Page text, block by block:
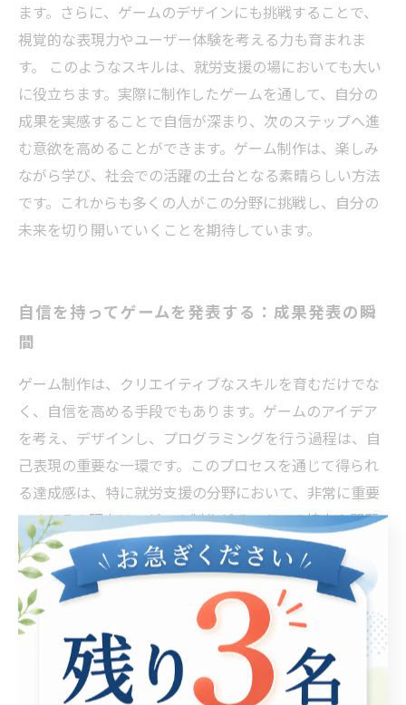
ます。さらに、ゲームのデザインにも挑戦することで、
視覚的な表現力やユーザー体験を考える力も育まれま
す。 このようなスキルは、就労支援の場においても大い
に役立ちます。実際に制作したゲームを通して、自分の
成果を実感することで自信が深まり、次のステップへ進
む意欲を高めることができます。ゲーム制作は、楽しみ
ながら学び、社会での活躍の土台となる素晴らしい方法
です。これからも多くの人がこの分野に挑戦し、自分の
未来を切り開いていくことを期待しています。
自信を持ってゲームを発表する：成果発表の瞬
間
ゲーム制作は、クリエイティブなスキルを育むだけでな
く、自信を高める手段でもあります。ゲームのアイデア
を考え、デザインし、プログラミングを行う過程は、自
己表現の重要な一環です。このプロセスを通じて得られ
る達成感は、特に就労支援の分野において、非常に重要
です。その理由は、ゲーム制作がチームでの協力や問題
解決能力を養うのに役立つからです。 成果発表の瞬間
は、特に特筆すべきです。自分たちの作り上げた作品を
他者に見せることで、参加者は自身の努力と成果を実感
します。この体験は自己肯定感を促進し、次のプロジェ
クトに挑む意欲を高めます。また、他者からのフィード
バックも受け取ることで、さらなる成長の糧となりま